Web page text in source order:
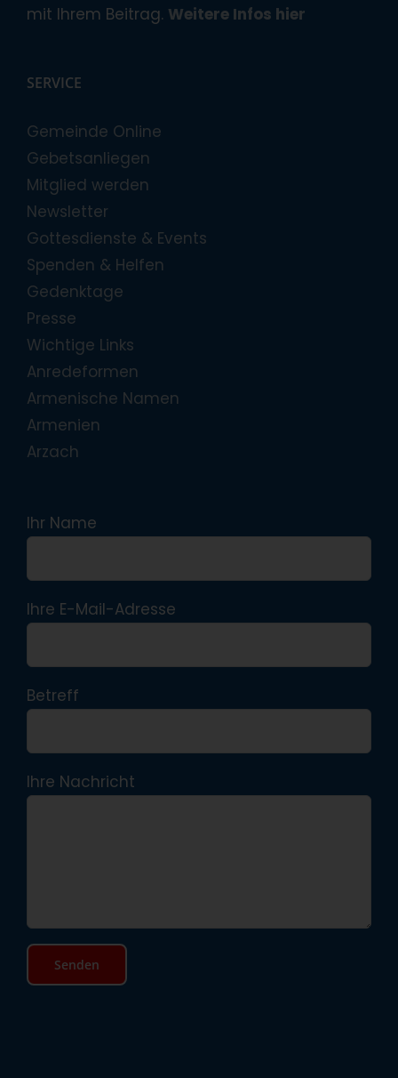
mit Ihrem Beitrag. Weitere Infos hier
SERVICE
Gemeinde Online
Gebetsanliegen
Mitglied werden
Newsletter
Gottesdienste & Events
Spenden & Helfen
Gedenktage
Presse
Wichtige Links
Anredeformen
Armenische Namen
Armenien
Arzach
Ihr Name
Ihre E-Mail-Adresse
Betreff
Ihre Nachricht